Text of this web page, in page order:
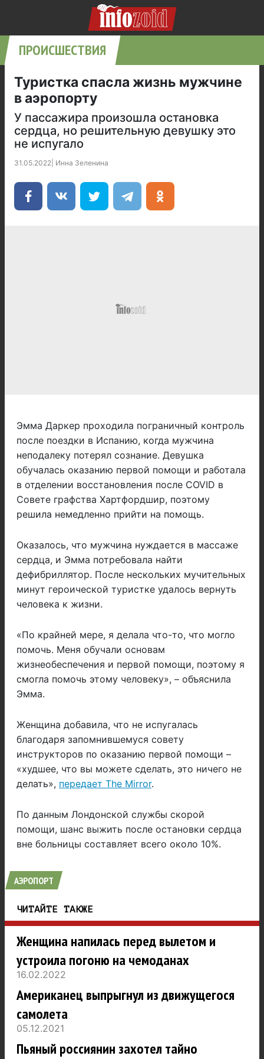
ПРОИСШЕСТВИЯ
Туристка спасла жизнь мужчине
в аэропорту
У пассажира произошла остановка
сердца, но решительную девушку это
не испугало
31.05.2022 Инна Зеленина
Эмма Даркер проходила пограничный контроль
после поездки в Испанию, когда мужчина
неподалеку потерял сознание. Девушка
обучалась оказанию первой помощи и работала
в отделении восстановления после COVID в
Совете графства Хартфордшир, поэтому
решила немедленно прийти на помощь.
Оказалось, что мужчина нуждается в массаже
сердца, и Эмма потребовала найти
дефибриллятор. После нескольких мучительных
минут героической туристке удалось вернуть
человека к жизни.
«По крайней мере, я делала что-то, что могло
помочь. Меня обучали основам
жизнеобеспечения и первой помощи, поэтому я
смогла помочь этому человеку», – объяснила
Эмма.
Женщина добавила, что не испугалась
благодаря запомнившемуся совету
инструкторов по оказанию первой помощи –
«худшее, что вы можете сделать, это ничего не
делать», передает The Mirror.
По данным Лондонской службы скорой
помощи, шанс выжить после остановки сердца
вне больницы составляет всего около 10%.
АЭРОПОРТ
ЧИТАЙТЕ ТАКЖЕ
Женщина напилась перед вылетом и
устроила погоню на чемоданах
16.02.2022
Американец выпрыгнул из движущегося
самолета
05.12.2021
Пьяный россиянин захотел тайно